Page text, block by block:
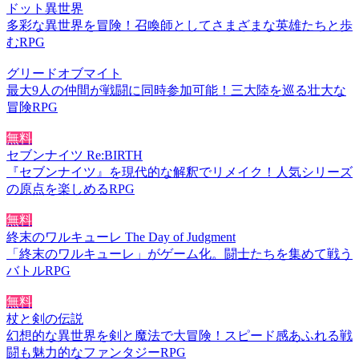
ドット異世界
多彩な異世界を冒険！召喚師としてさまざまな英雄たちと歩
むRPG
グリードオブマイト
最大9人の仲間が戦闘に同時参加可能！三大陸を巡る壮大な
冒険RPG
無料
セブンナイツ Re:BIRTH
『セブンナイツ』を現代的な解釈でリメイク！人気シリーズ
の原点を楽しめるRPG
無料
終末のワルキューレ The Day of Judgment
「終末のワルキューレ」がゲーム化。闘士たちを集めて戦う
バトルRPG
無料
杖と剣の伝説
幻想的な異世界を剣と魔法で大冒険！スピード感あふれる戦
闘も魅力的なファンタジーRPG